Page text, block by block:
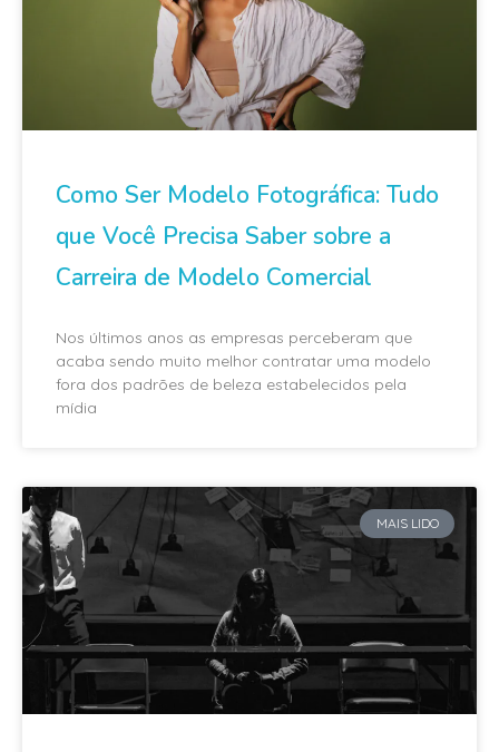
Como Ser Modelo Fotográfica: Tudo
que Você Precisa Saber sobre a
Carreira de Modelo Comercial
Nos últimos anos as empresas perceberam que
acaba sendo muito melhor contratar uma modelo
fora dos padrões de beleza estabelecidos pela
mídia
MAIS LIDO